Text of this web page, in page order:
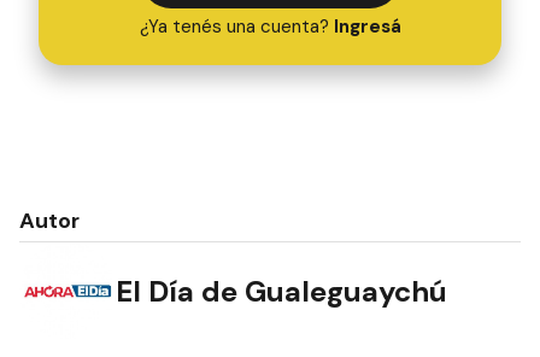
¿Ya tenés una cuenta? Ingresá
Autor
El Día de Gualeguaychú